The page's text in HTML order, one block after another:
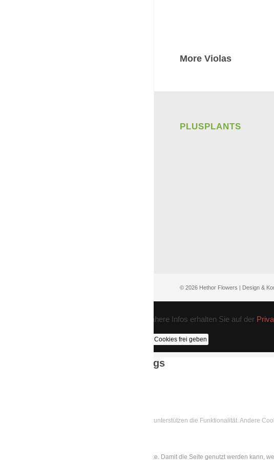
More Violas
PLUSPLANTS
© 2026 Hethor Flowers | Design &
COOKIE EINSTELLUNGEN: Nähere Infos erhalten Sie auf der
Nur die nötigen Cookies frei geben
Cookie Einstellungen / Settings
Einige Cookies sind für diese Webseite notwendig und unterstützen die Funktionalität. Andere
Die nötigen Cookies sind die Zahnräder dieser Webseite. Damit die Seite genutzt werden kann,